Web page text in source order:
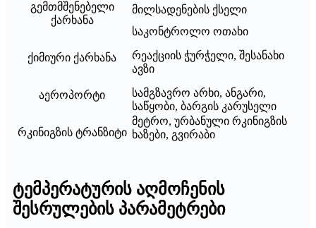
გემთმშენებელი
ქარხანა
მილსადენების ქსელი
საკონტროლო ოთახი
ქიმიური ქარხანა
რეაქციის ჭურჭელი, შესანახი
ავზი
აეროპორტი
სამგზავრო არხი, ანგარი,
საწყობი, ბარგის კარუსელი
რკინიგზის ტრანზიტი
მეტრო, ურბანული რკინიგზის
ხაზები, გვირაბი
ტემპერატურის აღმოჩენის
შესრულების პარამეტრები